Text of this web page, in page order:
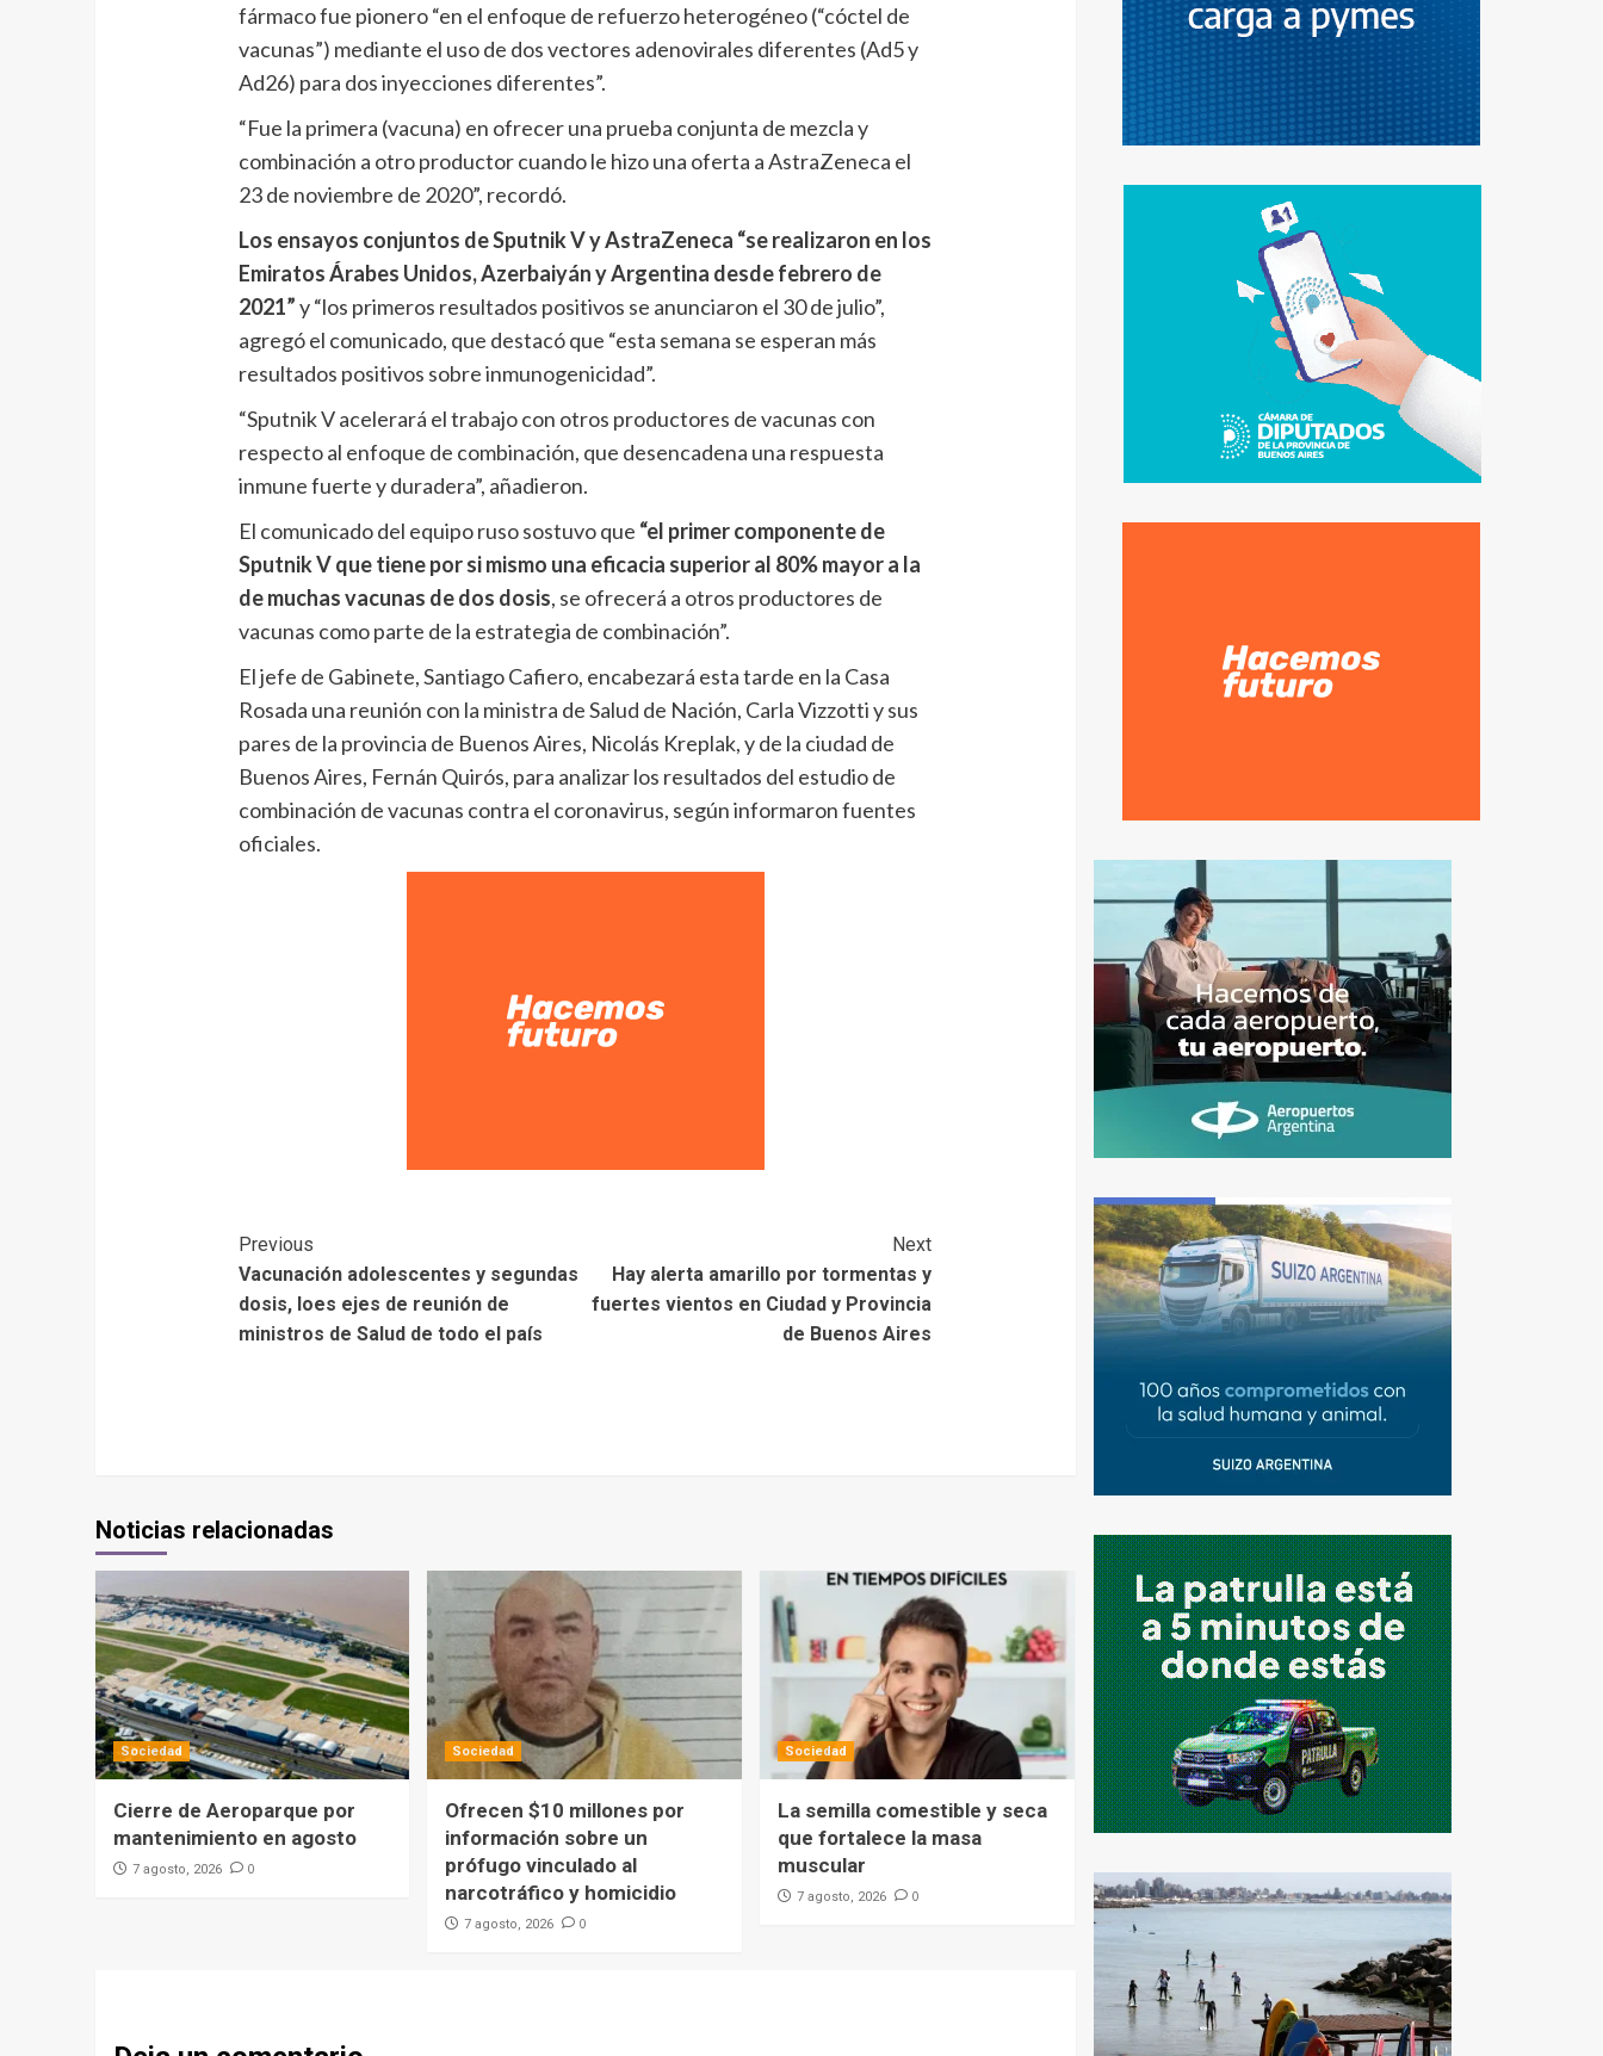
fármaco fue pionero “en el enfoque de refuerzo heterogéneo (“cóctel de
vacunas”) mediante el uso de dos vectores adenovirales diferentes (Ad5 y
Ad26) para dos inyecciones diferentes”.
“Fue la primera (vacuna) en ofrecer una prueba conjunta de mezcla y
combinación a otro productor cuando le hizo una oferta a AstraZeneca el
23 de noviembre de 2020”, recordó.
Los ensayos conjuntos de Sputnik V y AstraZeneca “se realizaron en los
Emiratos Árabes Unidos, Azerbaiyán y Argentina desde febrero de
2021”y “los primeros resultados positivos se anunciaron el 30 de julio”,
agregó el comunicado, que destacó que “esta semana se esperan más
resultados positivos sobre inmunogenicidad”.
“Sputnik V acelerará el trabajo con otros productores de vacunas con
respecto al enfoque de combinación, que desencadena una respuesta
inmune fuerte y duradera”, añadieron.
El comunicado del equipo ruso sostuvo que “el primer componente de
Sputnik V que tiene por si mismo una eficacia superior al 80% mayor a la
de muchas vacunas de dos dosis, se ofrecerá a otros productores de
vacunas como parte de la estrategia de combinación”.
El jefe de Gabinete, Santiago Cafiero, encabezará esta tarde en la Casa
Rosada una reunión con la ministra de Salud de Nación, Carla Vizzotti y sus
pares de la provincia de Buenos Aires, Nicolás Kreplak, y de la ciudad de
Buenos Aires, Fernán Quirós, para analizar los resultados del estudio de
combinación de vacunas contra el coronavirus, según informaron fuentes
oficiales.
Previous
Vacunación adolescentes y segundas
dosis, loes ejes de reunión de
ministros de Salud de todo el país
Next
Hay alerta amarillo por tormentas y
fuertes vientos en Ciudad y Provincia
de Buenos Aires
Noticias relacionadas
Sociedad
Cierre de Aeroparque por
mantenimiento en agosto
7 agosto, 2026 0
Sociedad
Ofrecen $10 millones por
información sobre un
prófugo vinculado al
narcotráfico y homicidio
7 agosto, 2026 0
Sociedad
La semilla comestible y seca
que fortalece la masa
muscular
7 agosto, 2026 0